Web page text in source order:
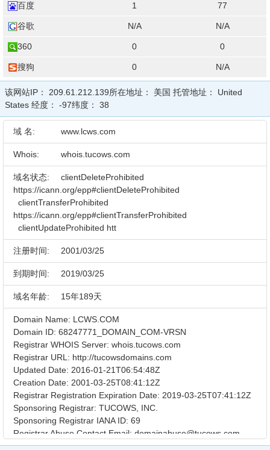
百度 1 77
谷歌 N/A N/A
360 0 0
搜狗 0 N/A
该网站IP： 209.61.212.139所在地址： 美国 托管地址： United
States 经度： -97纬度： 38
域 名: www.lcws.com
Whois: whois.tucows.com
域名状态:
clientDeleteProhibited
https://icann.org/epp#clientDeleteProhibited
clientTransferProhibited
https://icann.org/epp#clientTransferProhibited
clientUpdateProhibited htt
注册时间: 2001/03/25
到期时间: 2019/03/25
域名年龄: 15年189天
Domain Name: LCWS.COM
Domain ID: 68247771_DOMAIN_COM-VRSN
Registrar WHOIS Server: whois.tucows.com
Registrar URL: http://tucowsdomains.com
Updated Date: 2016-01-21T06:54:48Z
Creation Date: 2001-03-25T08:41:12Z
Registrar Registration Expiration Date: 2019-03-25T07:41:12Z
Sponsoring Registrar: TUCOWS, INC.
Sponsoring Registrar IANA ID: 69
Registrar Abuse Contact Email: domainabuse@tucows.com
Registrar Abuse Contact Phone: +1.4165350123